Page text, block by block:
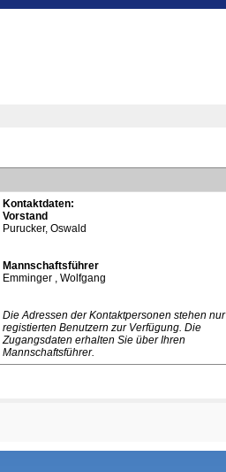
Kontaktdaten:
Vorstand
Purucker, Oswald
Mannschaftsführer
Emminger , Wolfgang
Die Adressen der Kontaktpersonen stehen nur
registierten Benutzern zur Verfügung. Die
Zugangsdaten erhalten Sie über Ihren
Mannschaftsführer.